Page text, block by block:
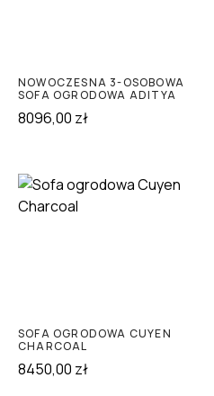
NOWOCZESNA 3-OSOBOWA
SOFA OGRODOWA ADITYA
8096,00 zł
SOFA OGRODOWA CUYEN
CHARCOAL
8450,00 zł